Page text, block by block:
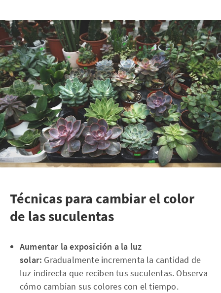
Técnicas para cambiar el color
de las suculentas
Aumentar la exposición a la luz
solar: Gradualmente incrementa la cantidad de
luz indirecta que reciben tus suculentas. Observa
cómo cambian sus colores con el tiempo.